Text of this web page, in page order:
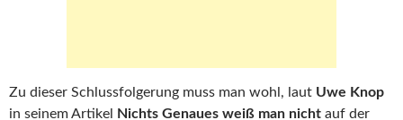
Zu dieser Schlussfolgerung muss man wohl, laut Uwe Knop
in seinem Artikel
Nichts Genaues weiß man nicht auf der